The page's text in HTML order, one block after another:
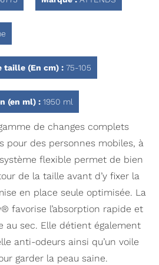
taille (En cm) : 75-105
(en ml) : 1950 ml
de changes complets
pour des personnes mobiles, à
flexible permet de bien
de la taille avant d’y fixer la
en place seule optimisée. La
favorise l’absorption rapide et
au sec. Elle détient également
anti-odeurs ainsi qu’un voile
garder la peau saine.